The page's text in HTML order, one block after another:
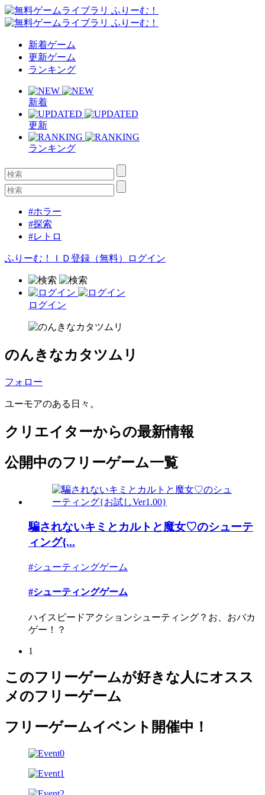
新着ゲーム
更新ゲーム
ランキング
新着
更新
ランキング
#ホラー
#探索
#レトロ
ふりーむ！ＩＤ登録（無料） ログイン
ログイン
のんきなカタツムリ
フォロー
ユーモアのある日々。
クリエイターからの最新情報
公開中のフリーゲーム一覧
騙されないキミとカルトと魔女♡のシューテ
ィング{...
#シューティングゲーム
#シューティングゲーム
ハイスピードアクションシューティング？お、おバカ
ゲー！？
1
このフリーゲームが好きな人にオスス
メのフリーゲーム
フリーゲームイベント開催中！